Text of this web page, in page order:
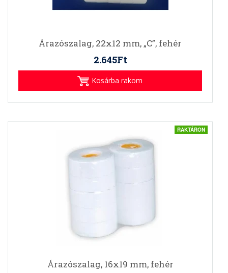
Árazószalag, 22x12 mm, „C”, fehér
2.645Ft
Kosárba rakom
RAKTÁRON
Árazószalag, 16x19 mm, fehér